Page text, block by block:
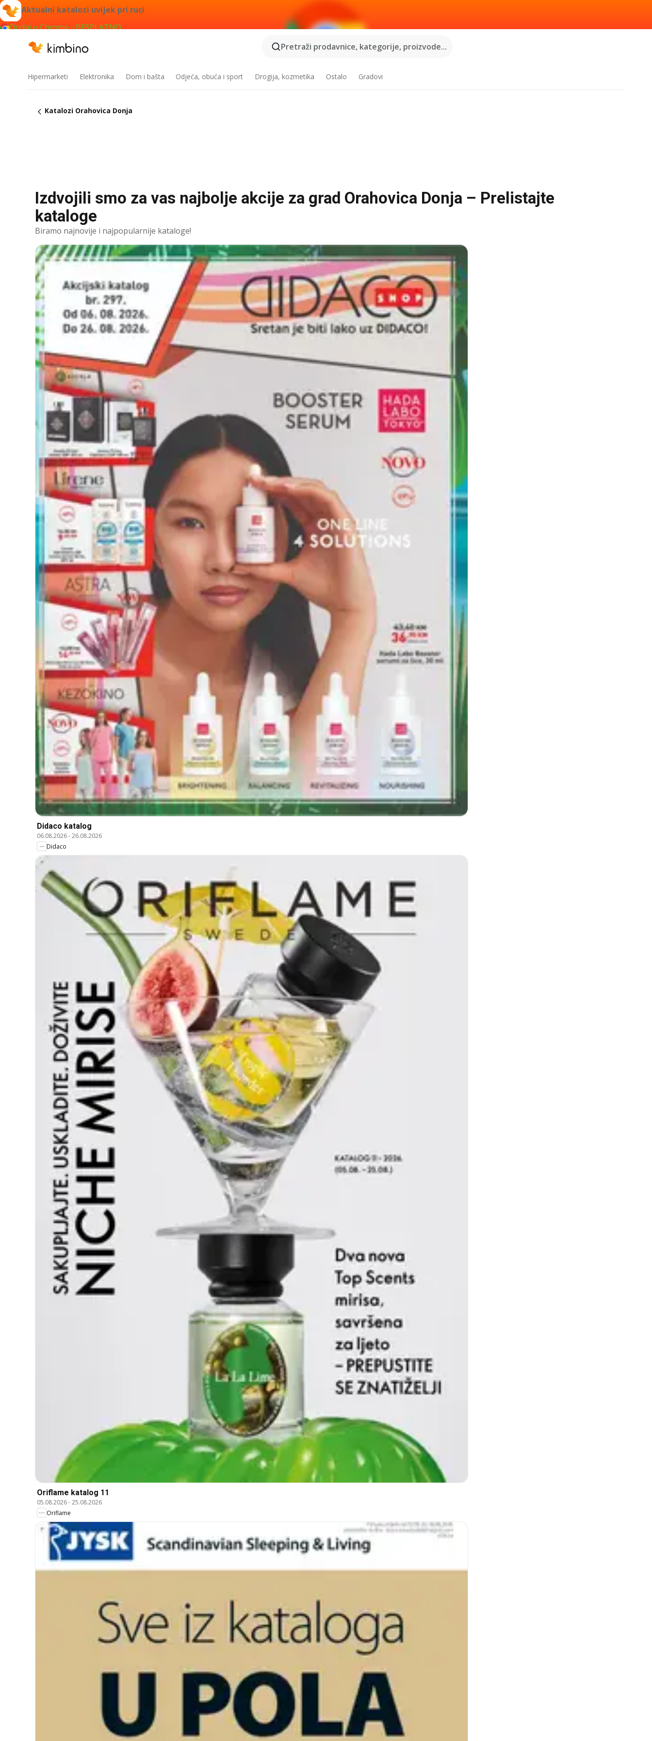
Aktualni katalozi uvijek pri ruci
Dodaj u Chrome - BESPLATNO
Pretraži prodavnice, kategorije, proizvode...
Hipermarketi Elektronika Dom i bašta Odjeća, obuća i sport Drogija, kozmetika Ostalo Gradovi
Katalozi Orahovica Donja
Izdvojili smo za vas najbolje akcije za grad Orahovica Donja – Prelistajte
kataloge
Biramo najnovije i najpopularnije kataloge!
Didaco katalog
06.08.2026-26.08.2026
Didaco
Oriflame katalog 11
05.08.2026-25.08.2026
Oriflame